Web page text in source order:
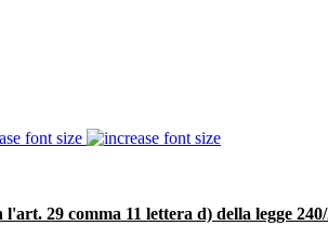
font size
29 comma 11 lettera d) della legge